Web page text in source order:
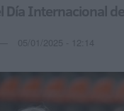
Día Internacional
05/01/2025 - 12:14